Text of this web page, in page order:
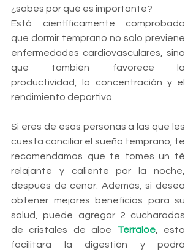
¿sabes por qué es importante?
Está científicamente comprobado
que dormir temprano no solo previene
enfermedades cardiovasculares, sino
que también favorece la
productividad, la concentración y el
rendimiento deportivo.
Si eres de esas personas a las que les
cuesta conciliar el sueño temprano, te
recomendamos que te tomes un té
relajante y caliente por la noche,
después de cenar. Además, si desea
obtener mejores beneficios para su
salud, puede agregar 2 cucharadas
de cristales de aloe Terraloe, esto
facilitará la digestión y podrá